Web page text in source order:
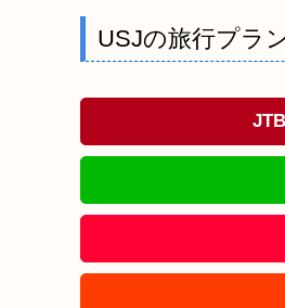
USJの旅行プラ